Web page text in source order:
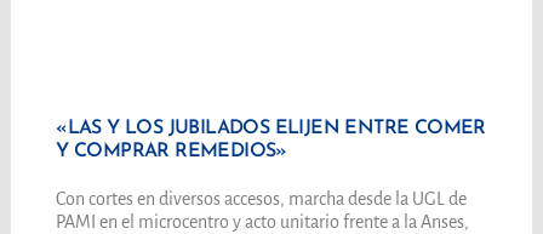
«LAS Y LOS JUBILADOS ELIJEN ENTRE COMER
Y COMPRAR REMEDIOS»
Con cortes en diversos accesos, marcha desde la UGL de
PAMI en el microcentro y acto unitario frente a la Anses,